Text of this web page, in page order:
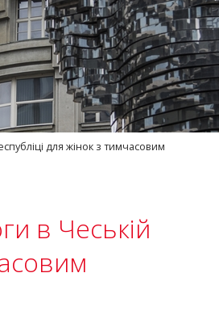
для жінок з тимчасовим
в Чеській